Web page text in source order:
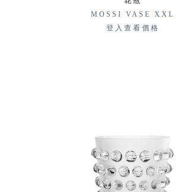
MOSSI VASE XXL
登入查看價格